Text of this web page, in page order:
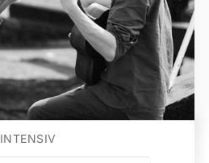
INTENSIV